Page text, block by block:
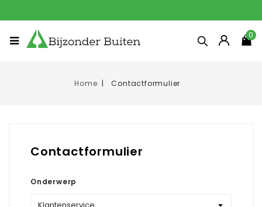
0
Home Contactformulier
Contactformulier
Onderwerp